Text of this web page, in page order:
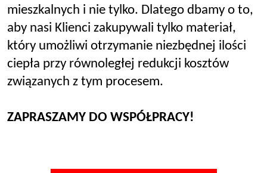
mieszkalnych i nie tylko. Dlatego dbamy o to,
aby nasi Klienci zakupywali tylko materiał,
który umożliwi otrzymanie niezbędnej ilości
ciepła przy równoległej redukcji kosztów
związanych z tym procesem.
ZAPRASZAMY DO WSPÓŁPRACY!